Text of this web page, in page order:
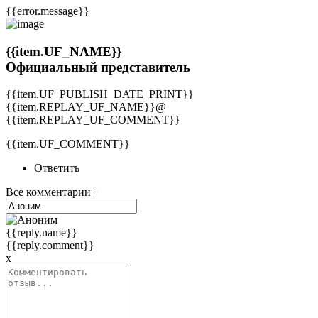
{{error.message}}
{{item.UF_NAME}}
Официальный представитель
{{item.UF_PUBLISH_DATE_PRINT}}
{{item.REPLAY_UF_NAME}}@
{{item.REPLAY_UF_COMMENT}}
{{item.UF_COMMENT}}
Ответить
Все комментарии+
{{reply.name}}
{{reply.comment}}
x